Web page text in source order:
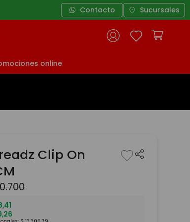
Contacto Sucursales
online
Clip On
.700
,41
,26